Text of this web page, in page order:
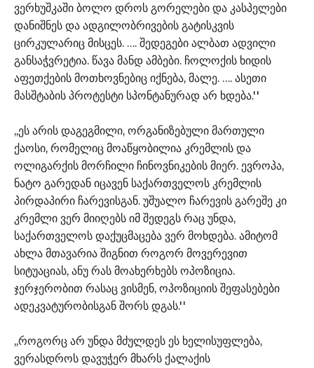
ვერხუშკაში ბოლო დროს გორელები და კასპელები
დანიშნეს და ადგილობრივების გატისკვის
ცირკულარიც მისცეს. …. შედეგები ალბათ ადვილი
განსაჭვრეტია. წავა მანდ ამბები. ჩოლოქის ხიდის
აფეთქების მოთხოვნებიც იქნება, მალე. …. ასეთი
მასშტაბის პროტესტი სპონტანურად არ ხდება.''
,,ეს არის დაგეგმილი, ორგანიზებული მართული
ქაოსი, რომელიც მოაწყობილია კრემლის და
ოლიგარქის მორჩილი ჩინოვნიკების მიერ. ევროპა,
ნატო გარედან იცავენ საქართველოს კრემლის
პირდაპირი ჩარევისგან. უშუალო ჩარევის გარეშე კი
კრემლი ვერ მიიღებს იმ შედეგს რაც უნდა,
საქართველოს დაქუცმაცება ვერ მოხდება. ამიტომ
ახლა მთავარია შიგნით როგორ მოვერევით
სიტუაციას, ანუ რას მოახერხებს ოპოზიცია.
ჯერჯერობით რასაც ვისმენ, ოპოზიციის შეფასებები
ადეკვატურობისგან შორს დგას.''
,,როგორც არ უნდა მძულდეს ეს ხელისუფლება,
ვერასდროს დავუჭერ მხარს ქალაქის